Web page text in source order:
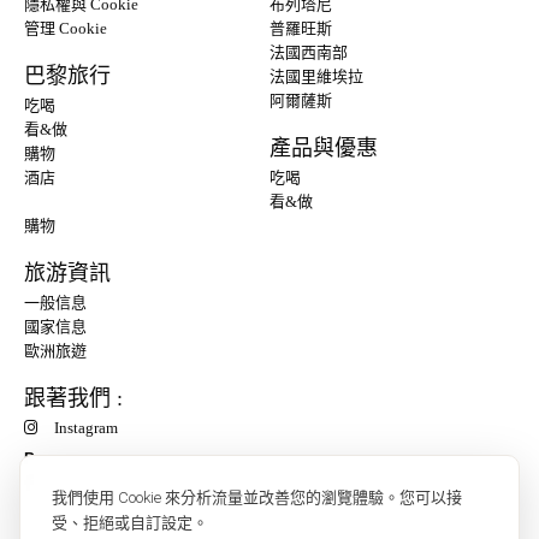
我們使用 Cookie 來分析流量並改善您的瀏覽體驗。您可以接
受、拒絕或自訂設定。
隱私權與 Cookie
管理 Cookie
巴黎旅行
吃喝
看&做
購物
酒店
布列塔尼
普羅旺斯
法國西南部
法國里維埃拉
阿爾薩斯
產品與優惠
吃喝
看&做
購物
旅游資訊
一般信息
國家信息
歐洲旅遊
跟著我們 :
Instagram
P